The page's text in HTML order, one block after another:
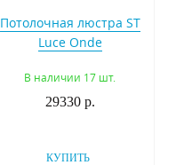
Потолочная люстра ST
Luce Onde
В наличии 17 шт.
29330 р.
КУПИТЬ